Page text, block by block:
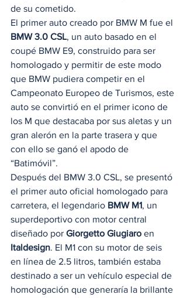
de su cometido.
El primer auto creado por BMW M fue el
BMW 3.0 CSL, un auto basado en el
coupé BMW E9, construido para ser
homologado y permitir de este modo
que BMW pudiera competir en el
Campeonato Europeo de Turismos, este
auto se convirtió en el primer icono de
los M que destacaba por sus aletas y un
gran alerón en la parte trasera y que
con ello se ganó el apodo de
“Batimóvil”.
Después del BMW 3.0 CSL, se presentó
el primer auto oficial homologado para
carretera, el legendario BMW M1, un
superdeportivo con motor central
diseñado por Giorgetto Giugiaro en
Italdesign. El M1 con su motor de seis
en línea de 2.5 litros, también estaba
destinado a ser un vehículo especial de
homologación que generaría la brillante